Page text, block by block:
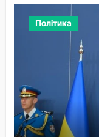
Політика